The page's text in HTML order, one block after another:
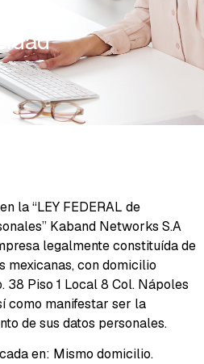
la “LEY FEDERAL de
Kaband Networks S.A
legalmente constituída de
mexicanas, con domicilio
38 Piso 1 Local 8 Col. Nápoles
como manifestar ser la
de sus datos personales.
en: Mismo domicilio.